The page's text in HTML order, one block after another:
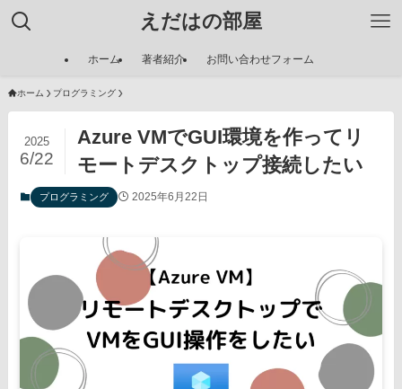
えだはの部屋
ホーム 著者紹介 お問い合わせフォーム
ホーム プログラミング
Azure VMでGUI環境を作ってリ
モートデスクトップ接続したい
2025
6/22
プログラミング 2025年6月22日